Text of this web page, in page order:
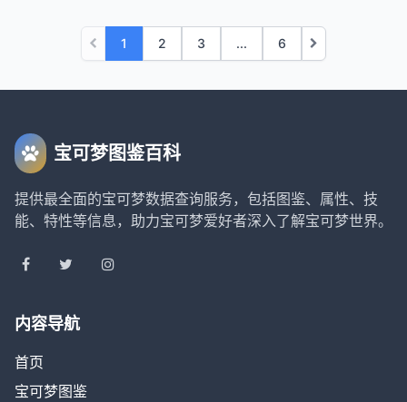
1 2 3 ... 6
宝可梦图鉴百科
提供最全面的宝可梦数据查询服务，包括图鉴、属性、技
能、特性等信息，助力宝可梦爱好者深入了解宝可梦世界。
内容导航
首页
宝可梦图鉴